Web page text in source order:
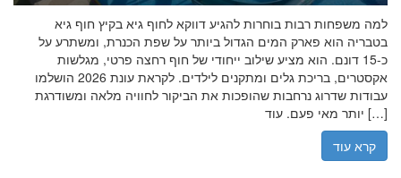
למה משפחות רבות בוחרות להגיע דווקא לחוף גיא בקיץ חוף גיא
בטבריה הוא פארק המים הגדול ביותר על שפת הכנרת, ומשתרע על
כ-15 דונם. הוא מציע שילוב ייחודי של חוף רחצה פרטי, מגלשות
אקסטרים, בריכת גלים ומתקנים לילדים. לקראת עונת 2026 הושלמו
עבודות שדרוג נרחבות שהופכות את הביקור לחוויה מלאה ומשודרגת
יותר מאי פעם. עוד […]
קרא עוד